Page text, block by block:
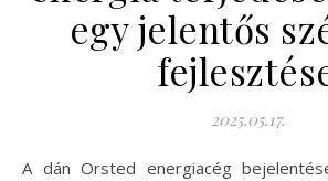
egy jelentős
2025.05.17.
A dán Orsted energiacég bejelentése, hogy lemond a